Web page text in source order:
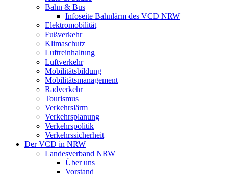
Bahn & Bus
Infoseite Bahnlärm des VCD NRW
Elektromobilität
Fußverkehr
Klimaschutz
Luftreinhaltung
Luftverkehr
Mobilitätsbildung
Mobilitätsmanagement
Radverkehr
Tourismus
Verkehrslärm
Verkehrsplanung
Verkehrspolitik
Verkehrssicherheit
Der VCD in NRW
Landesverband NRW
Über uns
Vorstand